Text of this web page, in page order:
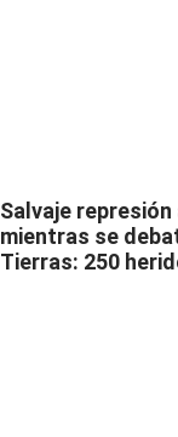
Salvaje
mientras se
Tierras: 250